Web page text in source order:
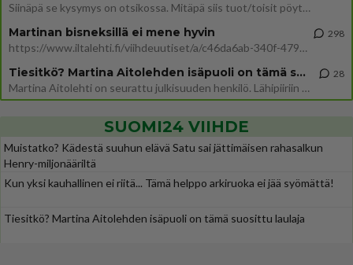
Siinäpä se kysymys on otsikossa. Mitäpä siis tuot/toisit pöytään parisuhteessa? Oletko mies vai nainen? Koetko sen mitä
Martinan bisneksillä ei mene hyvin
https://www.iltalehti.fi/viihdeuutiset/a/c46da6ab-340f-4790-aaa7-0865eed2336 Yrityksen konkurssihakemus on tullut kärä
298
Tiesitkö? Martina Aitolehden isäpuoli on tämä suosittu laulaja
Martina Aitolehti on seurattu julkisuuden henkilö. Lähipiiriin mahtuu muitakin tunnettuja henkilöitä. Tiesitkö, että Ma
28
SUOMI24 VIIHDE
Muistatko? Kädestä suuhun elävä Satu sai jättimäisen rahasalkun
Henry-miljonääriltä
Kun yksi kauhallinen ei riitä... Tämä helppo arkiruoka ei jää syömättä!
Tiesitkö? Martina Aitolehden isäpuoli on tämä suosittu laulaja